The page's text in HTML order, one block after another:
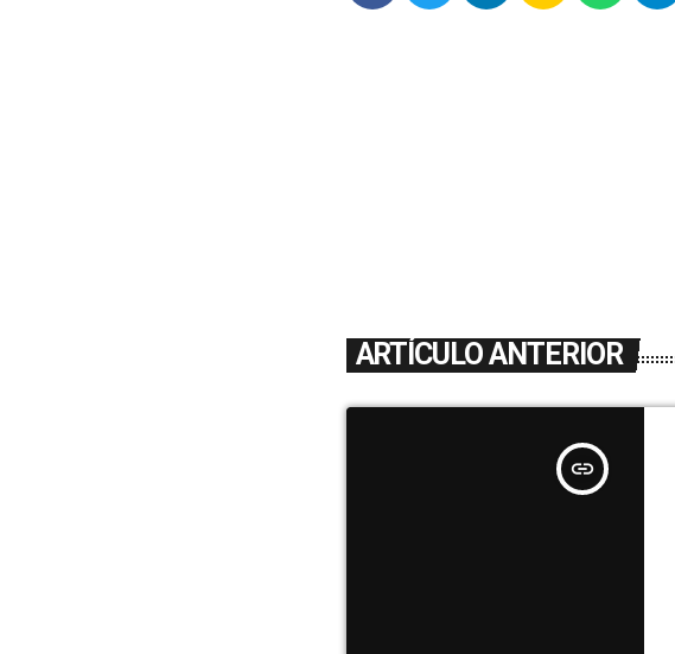
ARTÍCULO ANTERIOR
insert_link